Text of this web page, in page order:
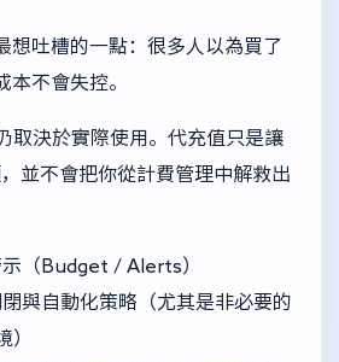
想吐槽的一點：很多人以為買了
本不會失控。
取決於實際使用。代充值只是讓
並不會把你從計費管理中解救出
（Budget / Alerts）
與自動化策略（尤其是非必要的
）